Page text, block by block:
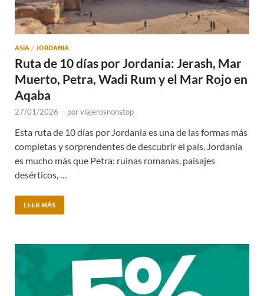
ASIA / JORDANIA
Ruta de 10 días por Jordania: Jerash, Mar
Muerto, Petra, Wadi Rum y el Mar Rojo en
Aqaba
27/01/2026 - porviajerosnonstop
Esta ruta de 10 días por Jordania es una de las formas más
completas y sorprendentes de descubrir el país. Jordania
es mucho más que Petra: ruinas romanas, paisajes
desérticos, …
LEER MÁS